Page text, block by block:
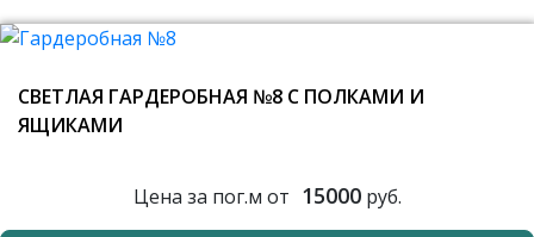
СВЕТЛАЯ ГАРДЕРОБНАЯ №8 С ПОЛКАМИ И
ЯЩИКАМИ
Цена за пог.м от 15000руб.